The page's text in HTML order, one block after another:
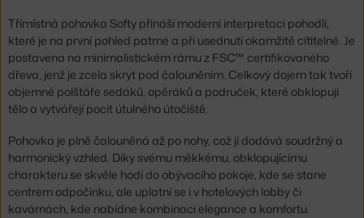
Třímístná pohovka Softy přináší moderní interpretaci pohodlí,
které je na první pohled patrné a při usednutí okamžitě cítitelné. Je
postavena na minimalistickém rámu z FSC™ certifikovaného
dřeva, jenž je zcela skryt pod čalouněním. Celkový dojem tak tvoří
objemné polštáře sedáků, opěráků a područek, které obklopují
tělo a vytvářejí pocit útulného útočiště.
Pohovka je plně čalouněná až po nohy, což jí dodává soudržný a
harmonický vzhled. Díky svému měkkému, obklopujícímu
charakteru se skvěle hodí do obývacího pokoje, kde se stane
centrem odpočinku, ale uplatní se i v hotelových lobby či
kavárnách, kde nabídne kombinaci elegance a komfortu.